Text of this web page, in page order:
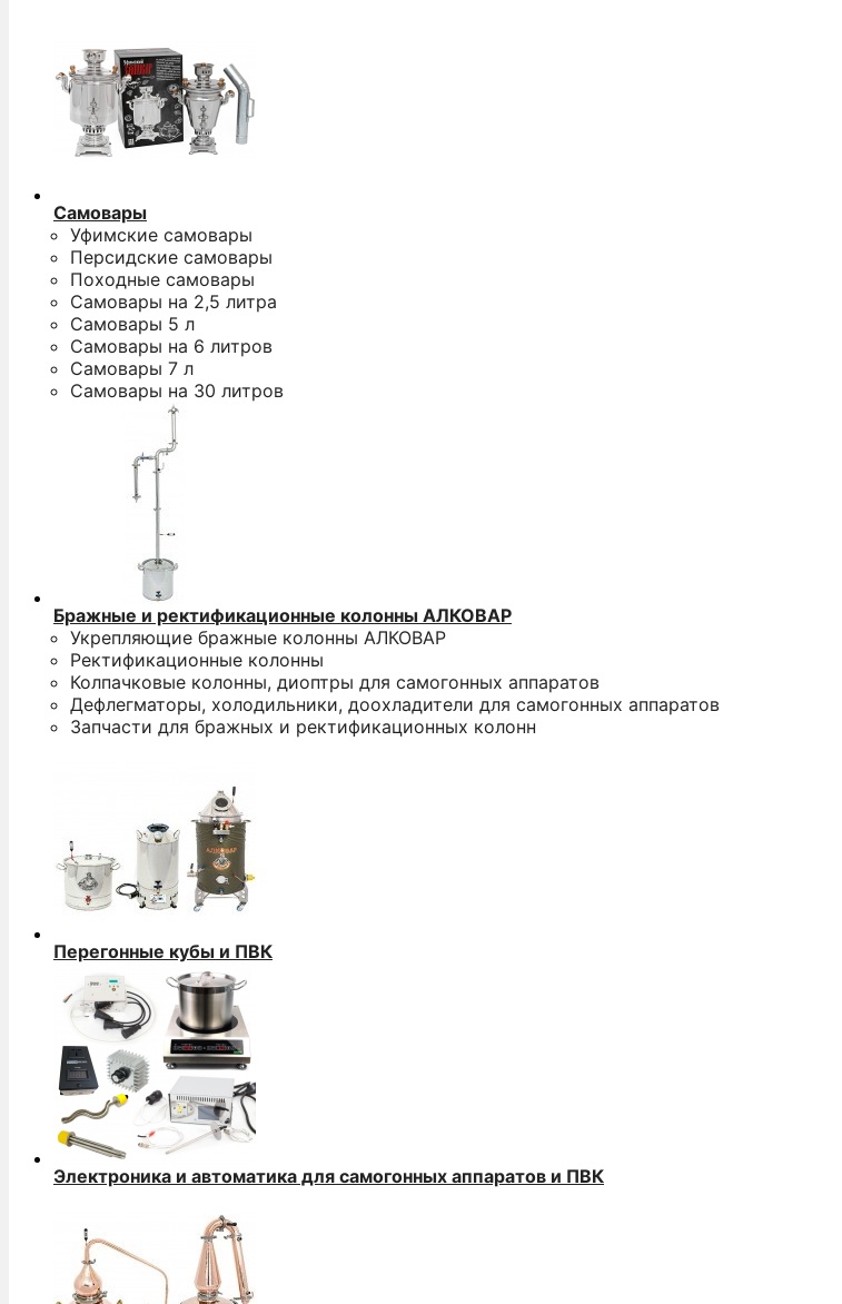
Самовары
Уфимские самовары
Персидские самовары
Походные самовары
Самовары на 2,5 литра
Самовары 5 л
Самовары на 6 литров
Самовары 7 л
Самовары на 30 литров
Бражные и ректификационные колонны АЛКОВАР
Укрепляющие бражные колонны АЛКОВАР
Ректификационные колонны
Колпачковые колонны, диоптры для самогонных аппаратов
Дефлегматоры, холодильники, доохладители для самогонных аппаратов
Запчасти для бражных и ректификационных колонн
Перегонные кубы и ПВК
Электроника и автоматика для самогонных аппаратов и ПВК